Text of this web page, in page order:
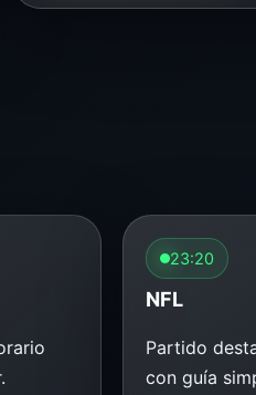
23:20
NFL
Partido
con guía